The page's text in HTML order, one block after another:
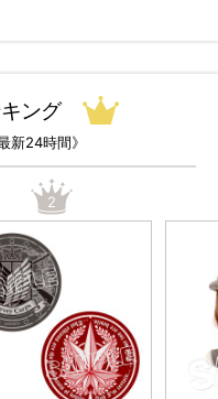
ング
新24時間》
2